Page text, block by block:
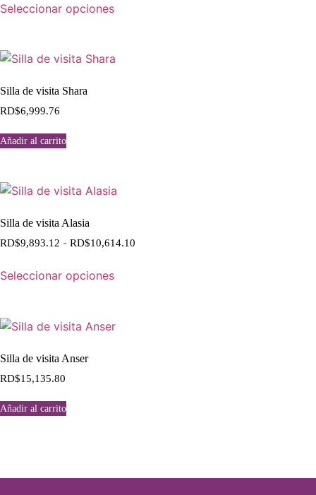
Seleccionar opciones
Silla de visita Shara
RD$6,999.76
Añadir al carrito
Silla de visita Alasia
RD$9,893.12 - RD$10,614.10
Seleccionar opciones
Silla de visita Anser
RD$15,135.80
Añadir al carrito